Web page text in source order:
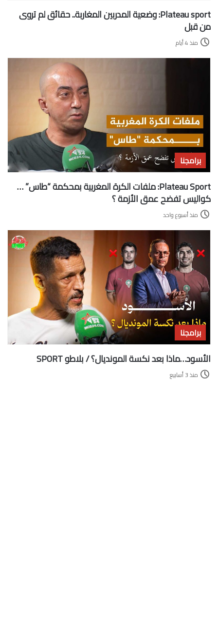
Plateau sport: وضعية المدربين المغاربة.. حقائق لم تروى
من قبل
منذ 4 أيام
برامجنا
Plateau Sport: ملفات الكرة المغربية بمحكمة “طاس” …
كواليس تفضح عمق الأزمة ؟
منذ أسبوع واحد
برامجنا
الأسود…ماذا بعد نكسة المونديال؟ / بلاطو SPORT
منذ 3 أسابيع